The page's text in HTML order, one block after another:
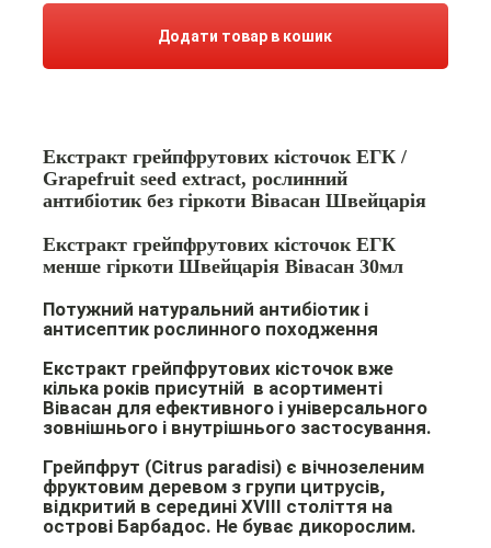
Додати товар в кошик
Екстракт грейпфрутових кісточок ЕГК /
Grapefruit seed extract, рослинний
антибіотик без гіркоти Вівасан Швейцарія
Екстракт грейпфрутових кісточок ЕГК
менше гіркоти Швейцарія Вівасан 30мл
Потужний натуральний антибіотик і
антисептик рослинного походження
Екстракт грейпфрутових кісточок вже
кілька років присутній в асортименті
Вівасан для ефективного і універсального
зовнішнього і внутрішнього застосування.
Грейпфрут (Citrus paradisi) є вічнозеленим
фруктовим деревом з групи цитрусів,
відкритий в середині XVIII століття на
острові Барбадос. Не буває дикорослим.